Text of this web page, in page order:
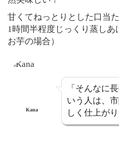
甘くてねっとりとした口当
1時間半程度じっくり蒸し
お芋の場合）
Kana
「そんなに
いう人は、
しく仕上がり